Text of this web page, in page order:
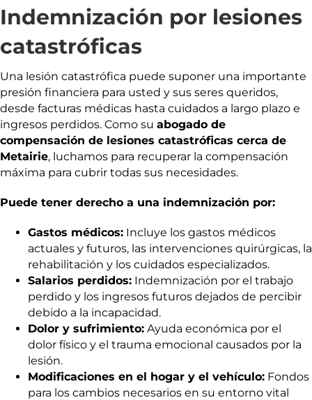
Indemnización por lesiones
catastróficas
Una lesión catastrófica puede suponer una importante
presión financiera para usted y sus seres queridos,
desde facturas médicas hasta cuidados a largo plazo e
ingresos perdidos. Como su abogado de
compensación de lesiones catastróficas cerca de
Metairie, luchamos para recuperar la compensación
máxima para cubrir todas sus necesidades.
Puede tener derecho a una indemnización por:
Gastos médicos: Incluye los gastos médicos
actuales y futuros, las intervenciones quirúrgicas, la
rehabilitación y los cuidados especializados.
Salarios perdidos: Indemnización por el trabajo
perdido y los ingresos futuros dejados de percibir
debido a la incapacidad.
Dolor y sufrimiento: Ayuda económica por el
dolor físico y el trauma emocional causados por la
lesión.
Modificaciones en el hogar y el vehículo: Fondos
para los cambios necesarios en su entorno vital